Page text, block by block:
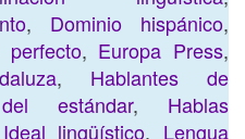
, Dominio hispánico,
perfecto, Europa Press,
, Hablantes de
estándar, Hablas
Ideal lingüístico, Lengua